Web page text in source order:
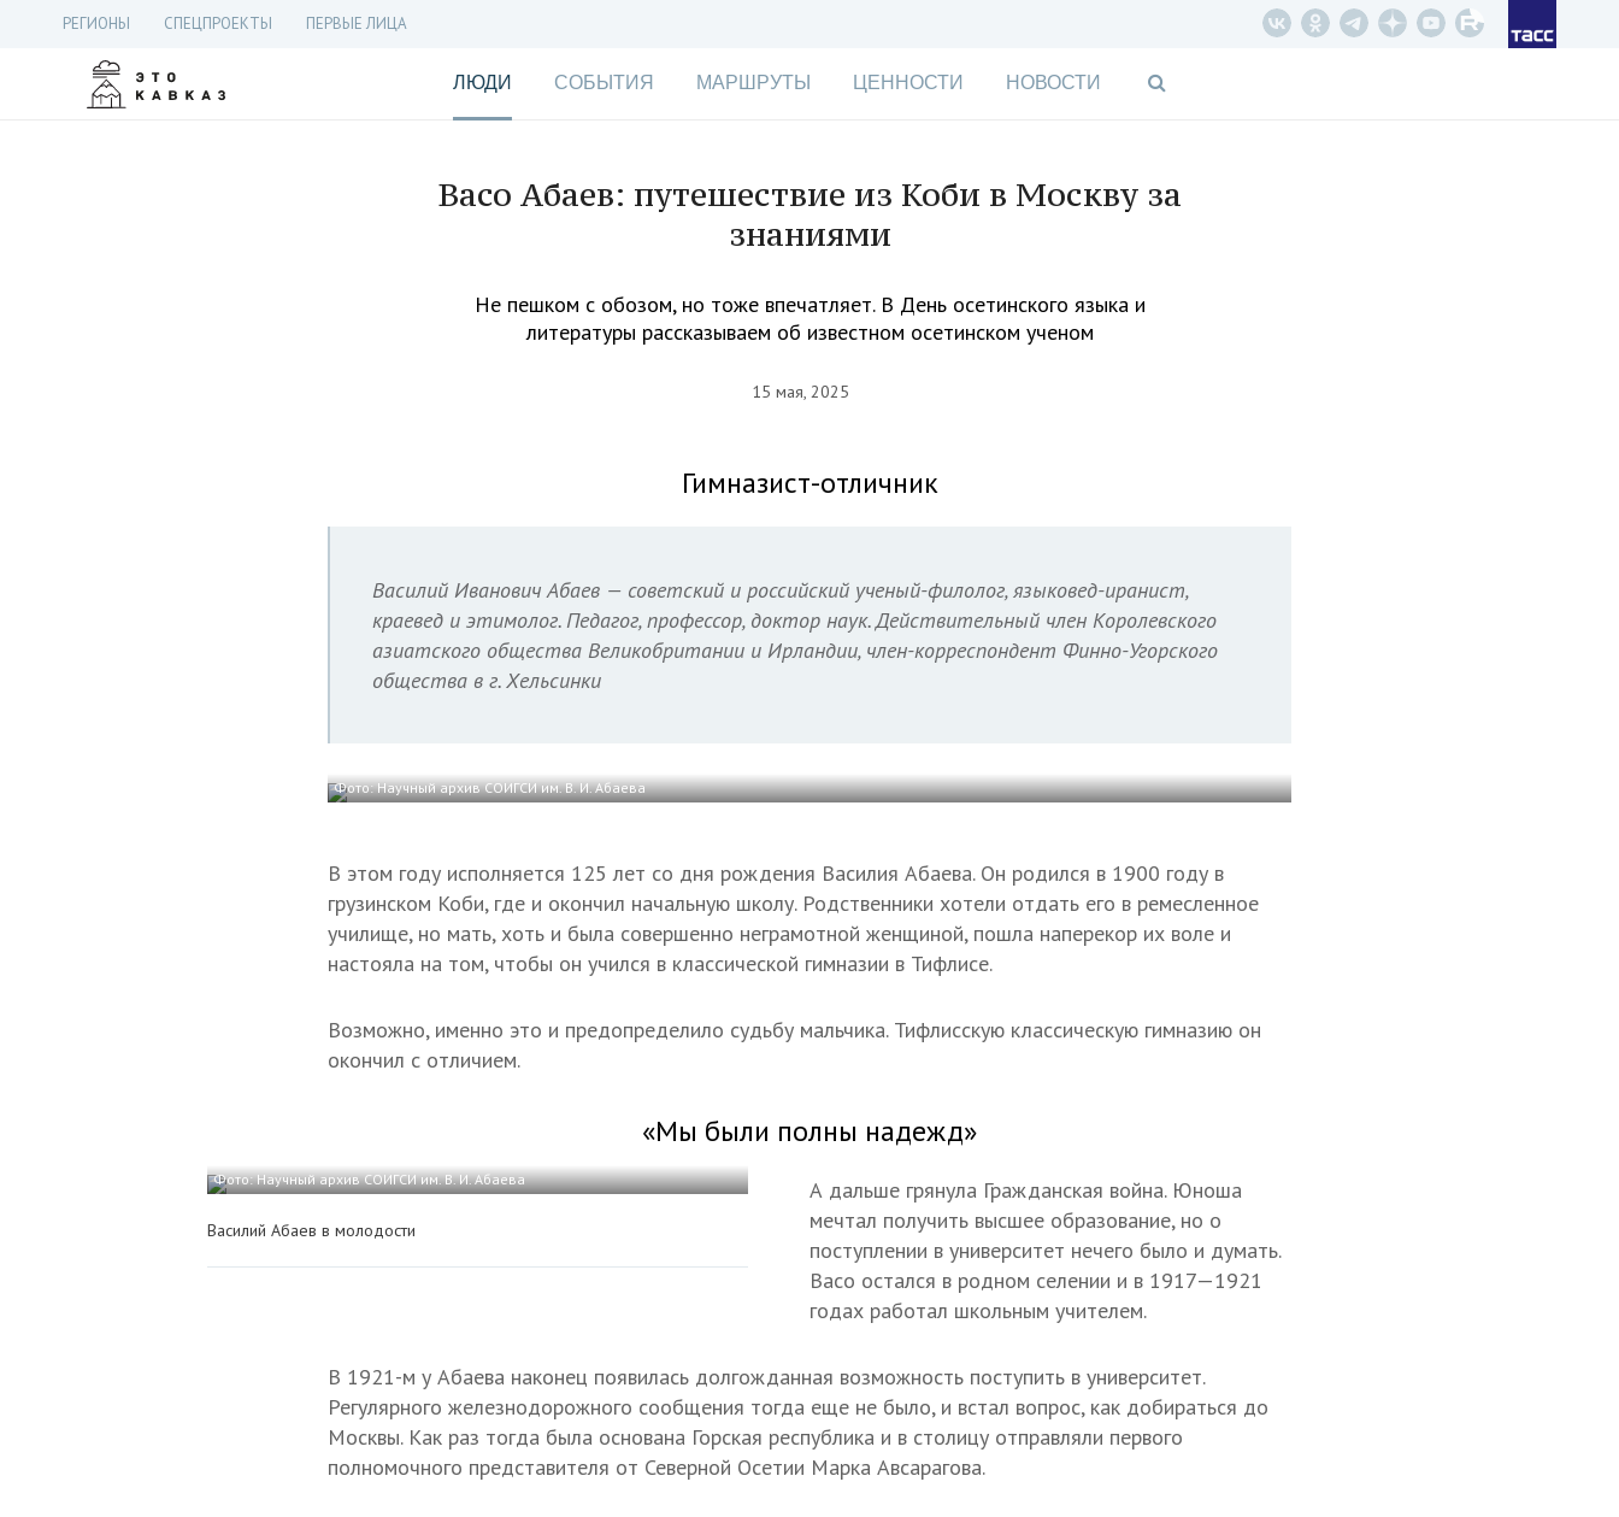
РЕГИОНЫ СПЕЦПРОЕКТЫ ПЕРВЫЕ ЛИЦА
ЛЮДИ СОБЫТИЯ МАРШРУТЫ ЦЕННОСТИ НОВОСТИ
Васо Абаев: путешествие из Коби в Москву за
знаниями
Не пешком с обозом, но тоже впечатляет. В День осетинского языка и
литературы рассказываем об известном осетинском ученом
15 мая, 2025
Гимназист-отличник
Василий Иванович Абаев — советский и российский ученый-филолог, языковед-иранист,
краевед и этимолог. Педагог, профессор, доктор наук. Действительный член Королевского
азиатского общества Великобритании и Ирландии, член-корреспондент Финно-Угорского
общества в г. Хельсинки
Фото: Научный архив СОИГСИ им. В. И. Абаева
В этом году исполняется 125 лет со дня рождения Василия Абаева. Он родился в 1900 году в
грузинском Коби, где и окончил начальную школу. Родственники хотели отдать его в ремесленное
училище, но мать, хоть и была совершенно неграмотной женщиной, пошла наперекор их воле и
настояла на том, чтобы он учился в классической гимназии в Тифлисе.
Возможно, именно это и предопределило судьбу мальчика. Тифлисскую классическую гимназию он
окончил с отличием.
«Мы были полны надежд»
Фото: Научный архив СОИГСИ им. В. И. Абаева
Василий Абаев в молодости
А дальше грянула Гражданская война. Юноша
мечтал получить высшее образование, но о
поступлении в университет нечего было и думать.
Васо остался в родном селении и в 1917—1921
годах работал школьным учителем.
В 1921-м у Абаева наконец появилась долгожданная возможность поступить в университет.
Регулярного железнодорожного сообщения тогда еще не было, и встал вопрос, как добираться до
Москвы. Как раз тогда была основана Горская республика и в столицу отправляли первого
полномочного представителя от Северной Осетии Марка Авсарагова.